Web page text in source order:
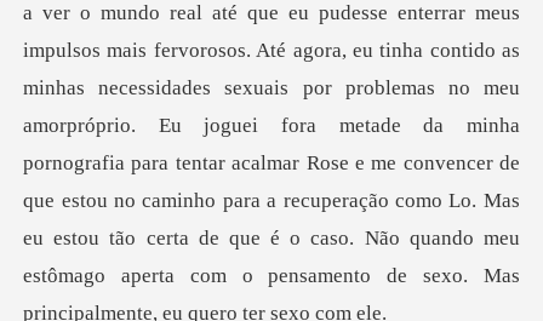
é agora, eu tinha contido as
minhas necessidades sexuais por problemas no meu
amorpróprio. Eu joguei fora metade da minha
pornografia para tentar acalmar Rose e me convencer de
que esto